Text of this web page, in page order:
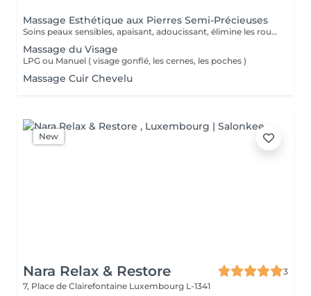
Massage Esthétique aux Pierres Semi-Précieuses
Soins peaux sensibles, apaisant, adoucissant, élimine les rougeurs
Massage du Visage
LPG ou Manuel ( visage gonflé, les cernes, les poches )
Massage Cuir Chevelu
New
Nara Relax & Restore
3
7, Place de Clairefontaine Luxembourg L-1341